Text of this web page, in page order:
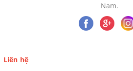
Nam.
Liên hệ